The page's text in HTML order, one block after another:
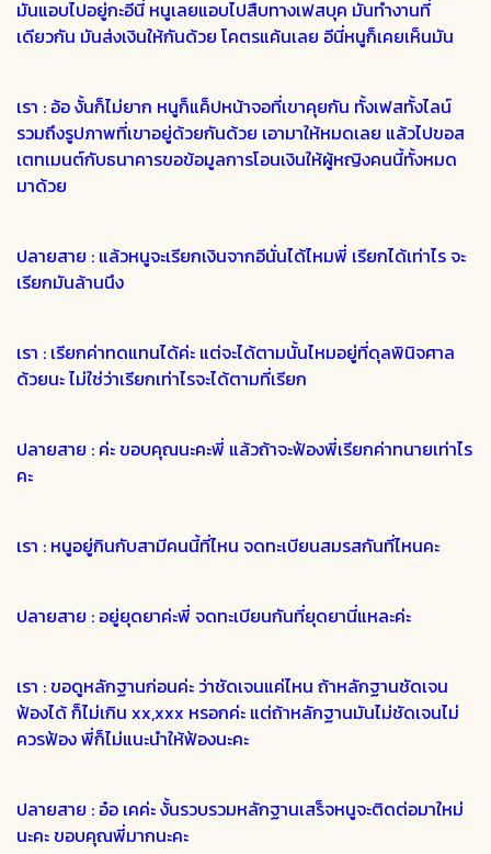
มันแอบไปอยู่กะอีนี่ หนูเลยแอบไปสืบทางเฟสบุค มันทำงานที่
เดียวกัน มันส่งเงินให้กันด้วย โคตรแค้นเลย อีนี่หนูก็เคยเห็นมัน
เรา : อ้อ งั้นก็ไม่ยาก หนูก็แค็ปหน้าจอที่เขาคุยกัน ทั้งเฟสทั้งไลน์
รวมถึงรูปภาพที่เขาอยู่ด้วยกันด้วย เอามาให้หมดเลย แล้วไปขอส
เตทเมนต์กับธนาคารขอข้อมูลการโอนเงินให้ผู้หญิงคนนี้ทั้งหมด
มาด้วย
ปลายสาย : แล้วหนูจะเรียกเงินจากอีนั่นได้ไหมพี่ เรียกได้เท่าไร จะ
เรียกมันล้านนึง
เรา : เรียกค่าทดแทนได้ค่ะ แต่จะได้ตามนั้นไหมอยู่ที่ดุลพินิจศาล
ด้วยนะ ไม่ใช่ว่าเรียกเท่าไรจะได้ตามที่เรียก
ปลายสาย : ค่ะ ขอบคุณนะคะพี่ แล้วถ้าจะฟ้องพี่เรียกค่าทนายเท่าไร
คะ
เรา : หนูอยู่กินกับสามีคนนี้ที่ไหน จดทะเบียนสมรสกันที่ไหนคะ
ปลายสาย : อยู่ยุดยาค่ะพี่ จดทะเบียนกันที่ยุดยานี่แหละค่ะ
เรา : ขอดูหลักฐานก่อนค่ะ ว่าชัดเจนแค่ไหน ถ้าหลักฐานชัดเจน
ฟ้องได้ ก็ไม่เกิน xx,xxx หรอกค่ะ แต่ถ้าหลักฐานมันไม่ชัดเจนไม่
ควรฟ้อง พี่ก็ไม่แนะนำให้ฟ้องนะคะ
ปลายสาย : อ๋อ เคค่ะ งั้นรวบรวมหลักฐานเสร็จหนูจะติดต่อมาใหม่
นะคะ ขอบคุณพี่มากนะคะ